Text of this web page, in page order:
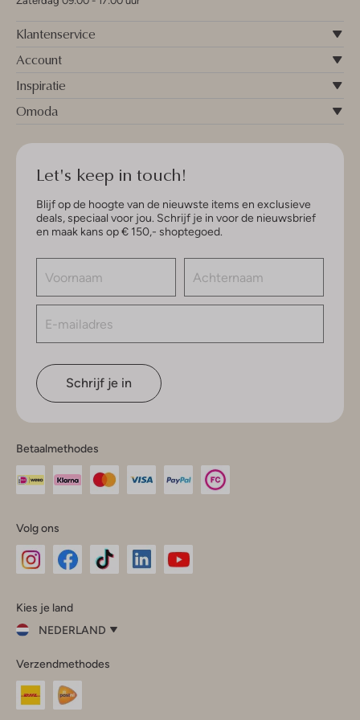
Klantenservice
Account
Inspiratie
Omoda
Let's keep in touch!
Blijf op de hoogte van de nieuwste items en exclusieve
deals, speciaal voor jou. Schrijf je in voor de nieuwsbrief
en maak kans op € 150,- shoptegoed.
Schrijf je in
Betaalmethodes
Volg ons
InstagramFacebook
Kies je land
NEDERLAND
je
land
Nederland
Verzendmethodes